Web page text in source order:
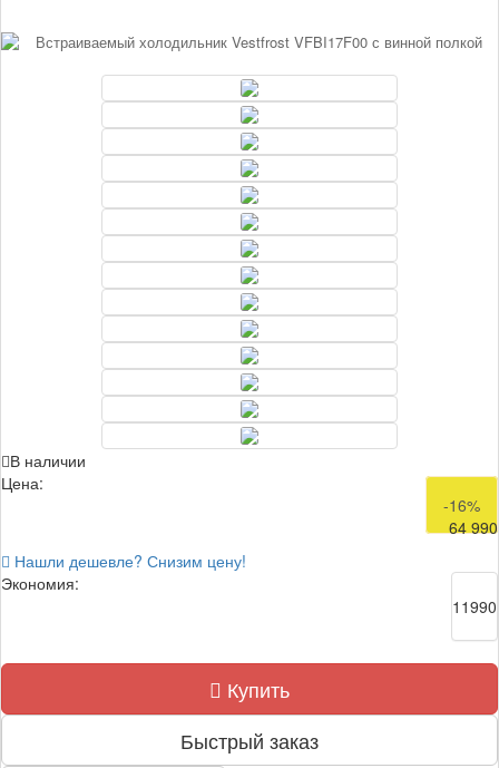
В наличии
Цена:
76 980
-16%
64 990
Нашли дешевле? Снизим цену!
Экономия:
11990
Купить
Быстрый заказ